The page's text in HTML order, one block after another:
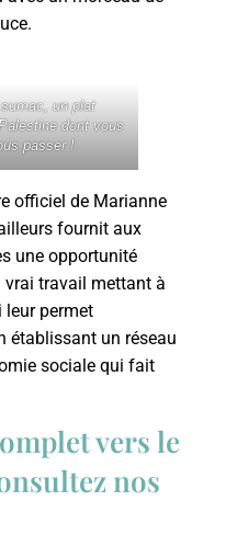
un plat
dont vous
passer !
officiel de Marianne
fournit aux
une opportunité
vrai travail mettant à
leur permet
établissant un réseau
sociale qui fait
vers le
nos